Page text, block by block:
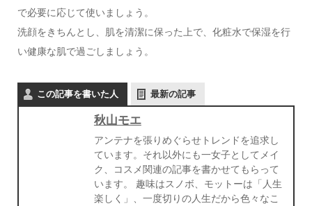
で必要に応じて使いましょう。
洗顔をきちんとし、肌を清潔に保った上で、化粧水で保湿を行
い健康な肌で過ごしましょう。
この記事を書いた人 最新の記事
秋山モエ
アンテナを張りめぐらせトレンドを追求し
ています。それ以外にも一女子としてメイ
ク、コスメ関連の記事を書かせてもらって
います。 趣味はスノボ、モットーは「人生
楽しく」、一度切りの人生だから色々なこ